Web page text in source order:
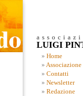
LUIGI
Home
Associazione
Contatti
Newsletter
Redazione